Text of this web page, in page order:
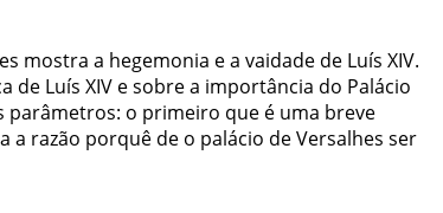
mostra a hegemonia ea vaidade de Luís XIV.
de Luís XIV esobrea importância do Palácio
parâmetros: o primeiro que é uma breve
a razão porquê de o palácio deVersalhes ser